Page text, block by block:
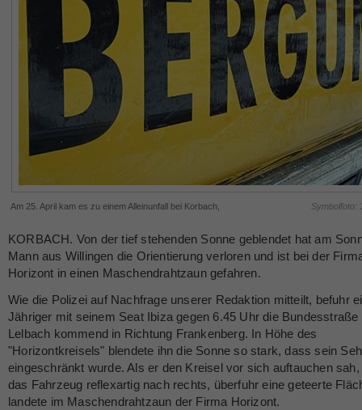
Am 25. April kam es zu einem Alleinunfall bei Korbach, Symbolfoto:
KORBACH. Von der tief stehenden Sonne geblendet hat am
Mann aus Willingen die Orientierung verloren und ist bei der
Horizont in einen Maschendrahtzaun gefahren.
Wie die Polizei auf Nachfrage unserer Redaktion mitteilt, befuhr
Jähriger mit seinem Seat Ibiza gegen 6.45 Uhr die Bundesstraße
Lelbach kommend in Richtung Frankenberg. In Höhe des
"Horizontkreisels" blendete ihn die Sonne so stark, dass sein
eingeschränkt wurde. Als er den Kreisel vor sich auftauchen
das Fahrzeug reflexartig nach rechts, überfuhr eine geteerte
landete im Maschendrahtzaun der Firma Horizont.